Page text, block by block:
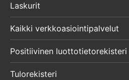
Laskurit
Kaikki verkkoasiointipalvelut
Positiivinen luottotietorekisteri
Tulorekisteri